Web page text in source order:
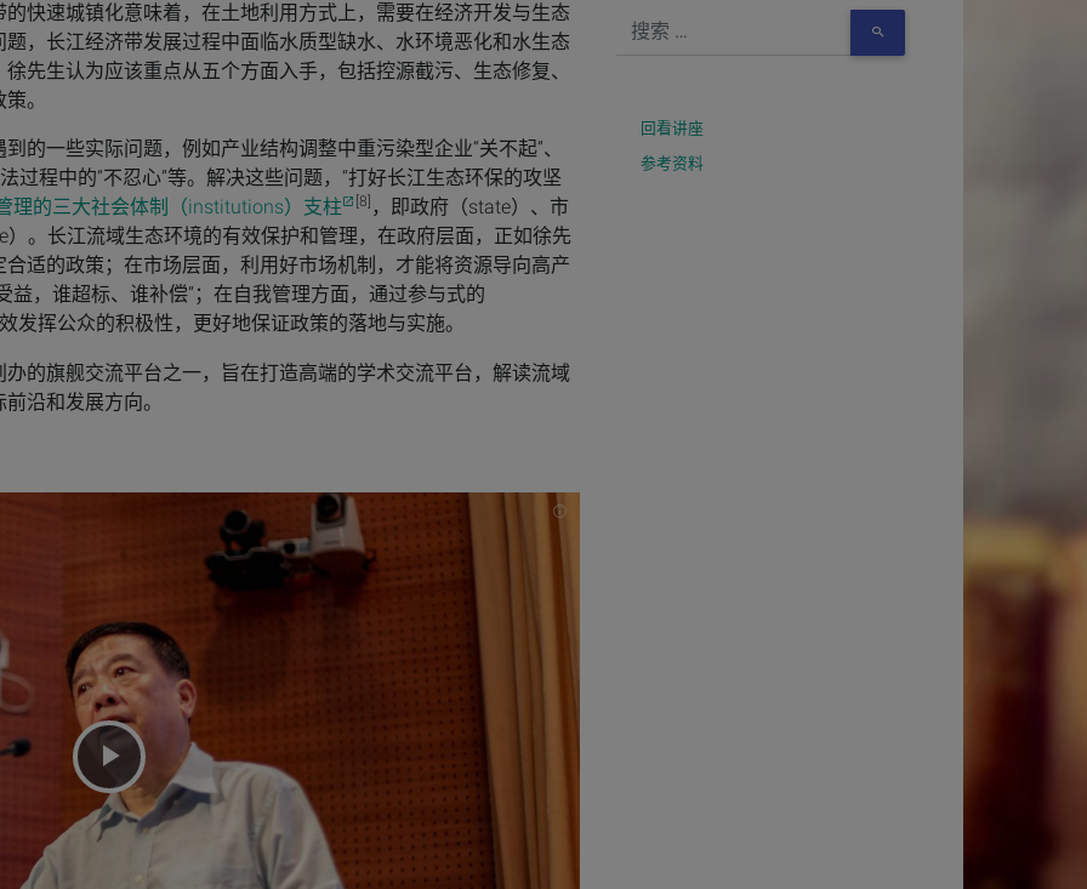
快速城镇化意味着，在土地利用方式上，需要在经济开发与生态
，长江经济带发展过程中面临水质型缺水、水环境恶化和水生态
先生认为应该重点从五个方面入手，包括控源截污、生态修复、
。
的一些实际问题，例如产业结构调整中重污染型企业“关不起”、
过程中的“不忍心”等。解决这些问题，“打好长江生态环保的攻坚
理的三大社会体制（institutions）支柱
[8] ，即政府（state）、市
。长江流域生态环境的有效保护和管理，在政府层面，正如徐先
适的政策；在市场层面，利用好市场机制，才能将资源导向高产
益，谁超标、谁补偿”；在自我管理方面，通过参与式的
挥公众的积极性，更好地保证政策的落地与实施。
的旗舰交流平台之一，旨在打造高端的学术交流平台，解读流域
沿和发展方向。
播
INFO
回看讲座
参考资料